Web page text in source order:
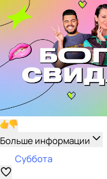
Больше информации
Суббота